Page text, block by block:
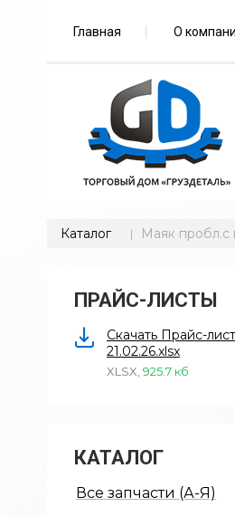
Главная О
Каталог Маяк пробл.с
ПРАЙС-ЛИСТЫ
Скачать Прайс-лист
21.02.26.xlsx
XLSX 925.7 кб
КАТАЛОГ
Все запчасти (А-Я)